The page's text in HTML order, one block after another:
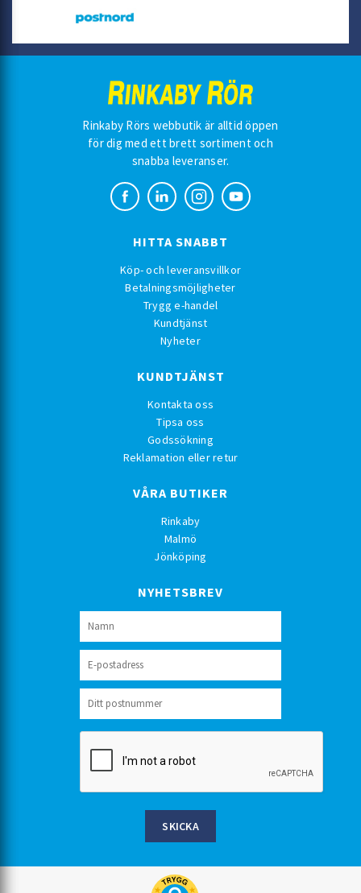
Rinkaby Rörs webbutik är alltid öppen
för dig med ett brett sortiment och
snabba leveranser.
HITTA SNABBT
Köp- och leveransvillkor
Betalningsmöjligheter
Trygg e-handel
Kundtjänst
Nyheter
KUNDTJÄNST
Kontakta oss
Tipsa oss
Godssökning
Reklamation eller retur
VÅRA BUTIKER
Rinkaby
Malmö
Jönköping
NYHETSBREV
SKICKA